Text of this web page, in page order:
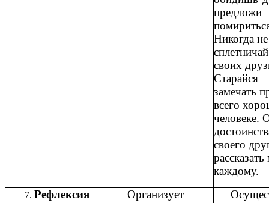
Никогда не
своих
Старайся
замечать
всего
человеке.
своего
каждому.
Рефлексия
Организует